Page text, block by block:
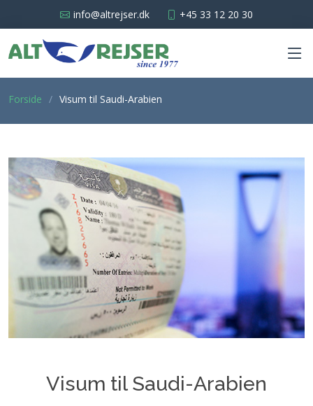
info@altrejser.dk +45 33 12 20 30
Forside Visum til Saudi-Arabien
Visum til Saudi-Arabien